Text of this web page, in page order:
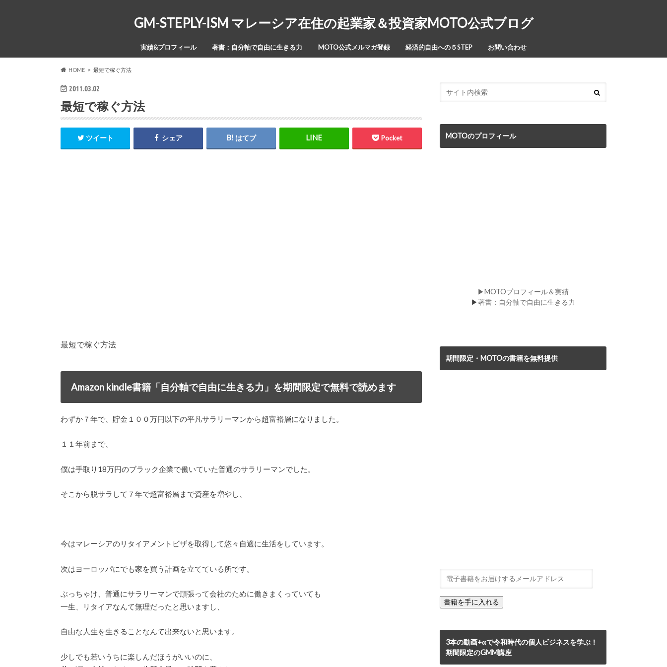
GM-STEPLY-ISM マレーシア在住の起業家＆投資家MOTO公式ブログ
実績&プロフィール 著書：自分軸で自由に生きる力 MOTO公式メルマガ登録 経済的自由への５STEP お問い合わせ
HOME 最短で稼ぐ方法
2011.03.02
最短で稼ぐ方法
ツイート シェア はてブ Pocket
最短で稼ぐ方法
Amazon kindle書籍「自分軸で自由に生きる力」を期間限定で無料で読めます
わずか７年で、貯金１００万円以下の平凡サラリーマンから超富裕層になりました。
１１年前まで、
僕は手取り18万円のブラック企業で働いていた普通のサラリーマンでした。
そこから脱サラして７年で超富裕層まで資産を増やし、
今はマレーシアのリタイアメントビザを取得して悠々自適に生活をしています。
次はヨーロッパにでも家を買う計画を立てている所です。
ぶっちゃけ、普通にサラリーマンで頑張って会社のために働きまくっていても
一生、リタイアなんて無理だったと思いますし、
自由な人生を生きることなんて出来ないと思います。
少しでも若いうちに楽しんだほうがいいのに、
MOTOのプロフィール
▶MOTOプロフィール＆実績
▶著書：自分軸で自由に生きる力
期間限定・MOTOの書籍を無料提供
3本の動画+αで令和時代の個人ビジネスを学ぶ！
期間限定のGMM講座